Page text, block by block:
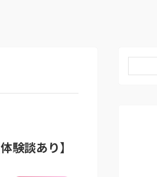
験談あり】